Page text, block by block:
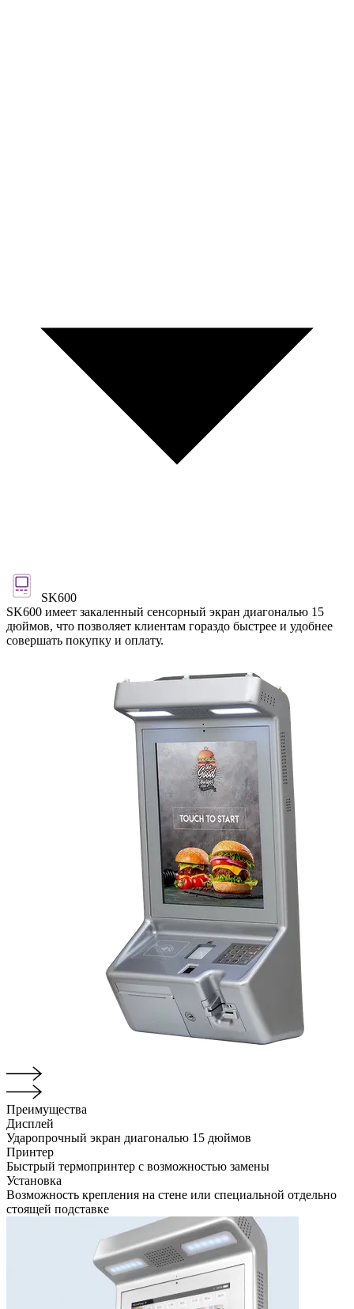
SK600
SK600 имеет закаленный сенсорный экран диагональю 15
дюймов, что позволяет клиентам гораздо быстрее и удобнее
совершать покупку и оплату.
Преимущества
Дисплей
Ударопрочный экран диагональю 15 дюймов
Принтер
Быстрый термопринтер с возможностью замены
Установка
Возможность крепления на стене или специальной отдельно
стоящей подставке